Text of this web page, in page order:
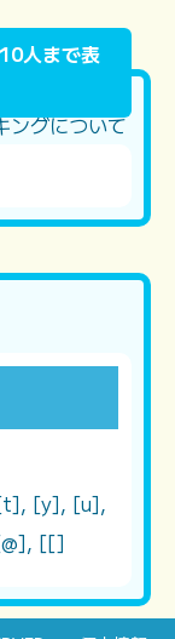
ングについて
[y], [u],
[[]